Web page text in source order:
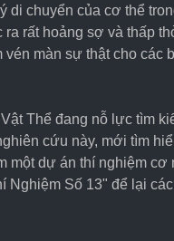
chuyển của cơ thể
rất hoảng sợ và thấp
màn sự thật cho các
Thể đang nỗ lực tìm
cứu này, mới tìm
dự án thí nghiệm cơ
Số 13" để lại